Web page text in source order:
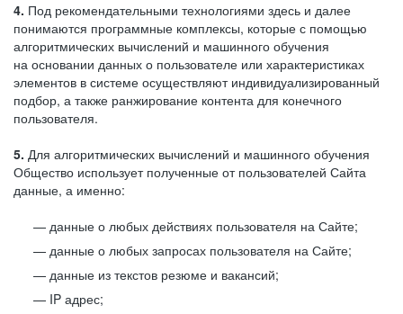
4. Под рекомендательными технологиями здесь и далее
понимаются программные комплексы, которые с помощью
алгоритмических вычислений и машинного обучения
на основании данных о пользователе или характеристиках
элементов в системе осуществляют индивидуализированный
подбор, а также ранжирование контента для конечного
пользователя.
5. Для алгоритмических вычислений и машинного обучения
Общество использует полученные от пользователей Сайта
данные, а именно:
данные о любых действиях пользователя на Сайте;
данные о любых запросах пользователя на Сайте;
данные из текстов резюме и вакансий;
IP адрес;